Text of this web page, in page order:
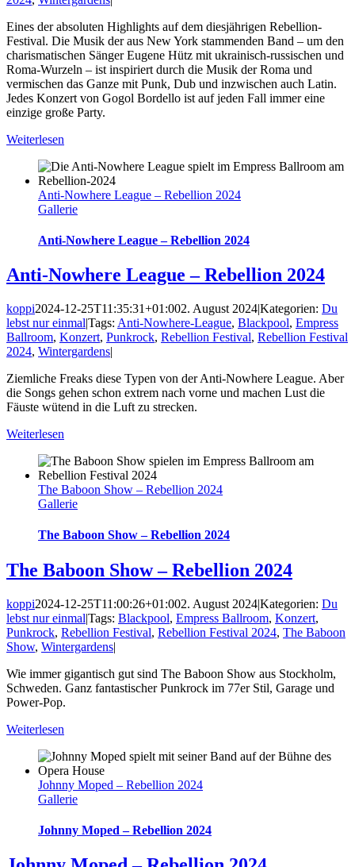
Eines der absoluten Highlights auf dem diesjährigen Rebellion-
Festival. Die Musik der aus New York stammenden Band – um den
charismatischen Sänger Eugene Hütz mit ukrainisch-russischen und
Roma-Wurzeln – ist inspiriert durch die Musik der Roma und
vermischen das Ganze mit Punk, Dub und inzwischen auch Latin.
Jedes Konzert von Gogol Bordello ist auf jeden Fall immer eine
einzige große Party.
Weiterlesen
Anti-Nowhere League – Rebellion 2024
Gallerie
Anti-Nowhere League – Rebellion 2024
Anti-Nowhere League – Rebellion 2024
koppi2024-12-25T11:35:31+01:002. August 2024|Kategorien: Du
lebst nur einmal|Tags: Anti-Nowhere-League, Blackpool, Empress
Ballroom, Konzert, Punkrock, Rebellion Festival, Rebellion Festival
2024, Wintergardens|
Ziemliche Freaks diese Typen von der Anti-Nowhere League. Aber
die Songs gehen schon extrem nach vorne und machen Lust die
Fäuste wütend in die Luft zu strecken.
Weiterlesen
The Baboon Show – Rebellion 2024
Gallerie
The Baboon Show – Rebellion 2024
The Baboon Show – Rebellion 2024
koppi2024-12-25T11:00:26+01:002. August 2024|Kategorien: Du
lebst nur einmal|Tags: Blackpool, Empress Ballroom, Konzert,
Punkrock, Rebellion Festival, Rebellion Festival 2024, The Baboon
Show, Wintergardens|
Wie immer gigantisch gut sind The Baboon Show aus Stockholm,
Schweden. Ganz fantastischer Punkrock im 77er Stil, Garage und
Power-Pop.
Weiterlesen
Johnny Moped – Rebellion 2024
Gallerie
Johnny Moped – Rebellion 2024